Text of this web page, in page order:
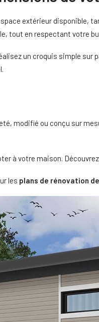
extérieur disponible,
tout en respectant votre
un croquis simple
modifié ou conçu sur
à votre maison.
les plans de rénovation